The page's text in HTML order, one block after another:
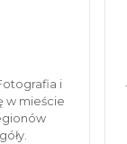
i
w mieście